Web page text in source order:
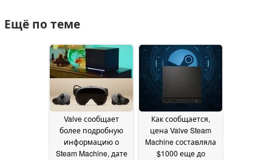
Ещё по теме
Valve сообщает
более подробную
информацию о
Steam Machine, дате
Как сообщается,
цена Valve Steam
Machine составляла
$1000 еще до